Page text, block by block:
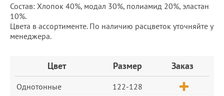
Состав: Хлопок 40%, модал 30%, полиамид 20%, эластан
10%.
Цвета в ассортименте. По наличию расцветок уточняйте у
менеджера.
Цвет Размер Заказ
Однотонные 122-128